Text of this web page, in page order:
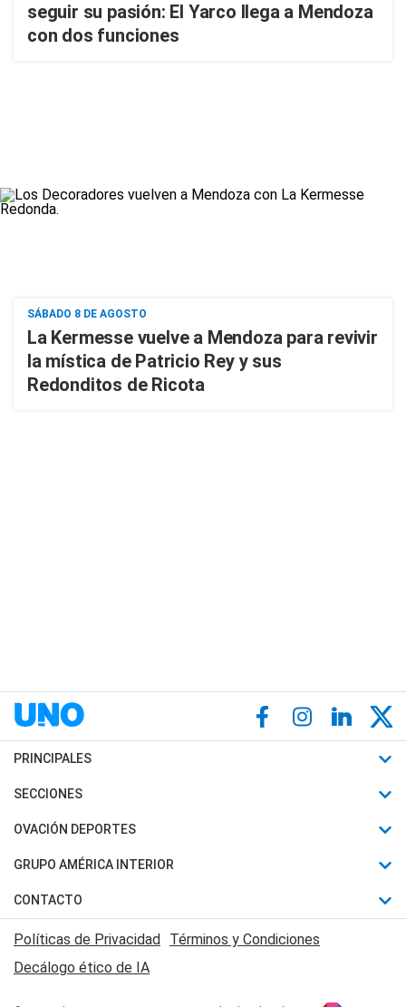
seguir su pasión: El Yarco llega a Mendoza
con dos funciones
SÁBADO 8 DE AGOSTO
La Kermesse vuelve a Mendoza para revivir
la mística de Patricio Rey y sus
Redonditos de Ricota
PRINCIPALES
Últimas Noticias
Política
Judiciales
Economia
SECCIONES
Horóscopo
Motores
Trucos caseros
Series y Películas
Edictos y Solicitadas
OVACIÓN DEPORTES
Fútbol
Mundial
Automovilismo
Rugby
GRUPO AMÉRICA INTERIOR
Canal 7 en Vivo
CONTACTO
Acerca de Nosotros
Contactanos
Políticas de Privacidad Términos y Condiciones
Decálogo ético de IA